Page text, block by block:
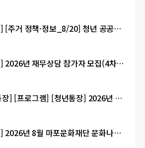
[공통] [프로그램] [주거 정책·정보_8/20] 청년 공공임대주택과 주거 제도 (8/10부터 접수)
[공통] [재무상담] 2026년 재무상담 참가자 모집(4차) 8.3~22
[희망두배 청년통장] [프로그램] [청년통장] 2026년 서울시 마음건강지원사업 참가자 모집
[공통] [프로그램] 2026년 8월 마포문화재단 문화나눔 선정 대상자 안내